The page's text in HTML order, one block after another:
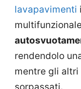
lavapavimenti
rendendolo
mentre gli
sorpassati.